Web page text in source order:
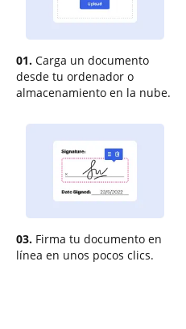
01. Carga un documento
desde tu ordenador o
almacenamiento en la nube.
03. Firma tu documento en
línea en unos pocos clics.